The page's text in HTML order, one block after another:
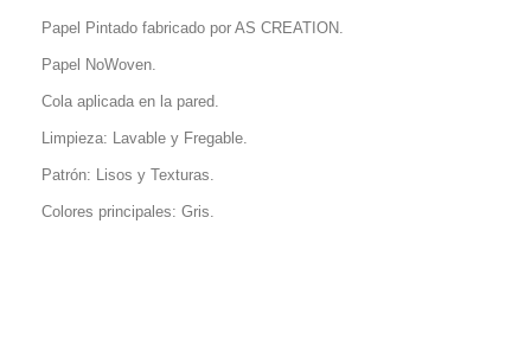
Papel Pintado fabricado por AS CREATION.
Papel NoWoven.
Cola aplicada en la pared.
Limpieza: Lavable y Fregable.
Patrón: Lisos y Texturas.
Colores principales: Gris.